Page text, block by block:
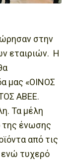
στην
εταιριών. Η
μας «ΟΙΝΟΣ
ΑΒΕΕ.
Τα μέλη
της ένωσης
από τις
ενώ τυχερό